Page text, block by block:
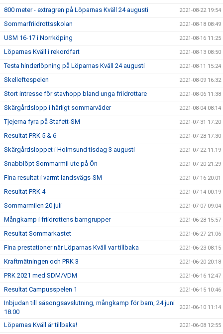
800 meter - extragren på Löparnas Kväll 24 augusti 2021-08-22 19:54
Sommarfriidrottsskolan 2021-08-18 08:49
USM 16-17 i Norrköping 2021-08-16 11:25
Löparnas Kväll i rekordfart 2021-08-13 08:50
Testa hinderlöpning på Löparnas Kväll 24 augusti 2021-08-11 15:24
Skelleftespelen 2021-08-09 16:32
Stort intresse för stavhopp bland unga friidrottare 2021-08-06 11:38
Skärgårdslopp i härligt sommarväder 2021-08-04 08:14
Tjejerna fyra på Stafett-SM 2021-07-31 17:20
Resultat PRK 5 & 6 2021-07-28 17:30
Skärgårdsloppet i Holmsund tisdag 3 augusti 2021-07-22 11:19
Snabblöpt Sommarmil ute på Ön 2021-07-20 21:29
Fina resultat i varmt landsvägs-SM 2021-07-16 20:01
Resultat PRK 4 2021-07-14 00:19
Sommarmilen 20 juli 2021-07-07 09:04
Mångkamp i friidrottens barngrupper 2021-06-28 15:57
Resultat Sommarkastet 2021-06-27 21:06
Fina prestationer när Löparnas Kväll var tillbaka 2021-06-23 08:15
Kraftmätningen och PRK 3 2021-06-20 20:18
PRK 2021 med SDM/VDM 2021-06-16 12:47
Resultat Campusspelen 1 2021-06-15 10:46
Inbjudan till säsongsavslutning, mångkamp för barn, 24 juni
18.00
2021-06-10 11:14
Löparnas Kväll är tillbaka! 2021-06-08 12:55